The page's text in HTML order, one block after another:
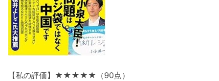
【私の評価】★★★★★（90点）